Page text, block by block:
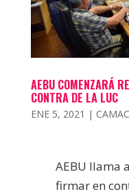
AEBU COMENZARÁ
CONTRA DE LA LUC
ENE 5, 2021 |
AEBU llama
firmar en